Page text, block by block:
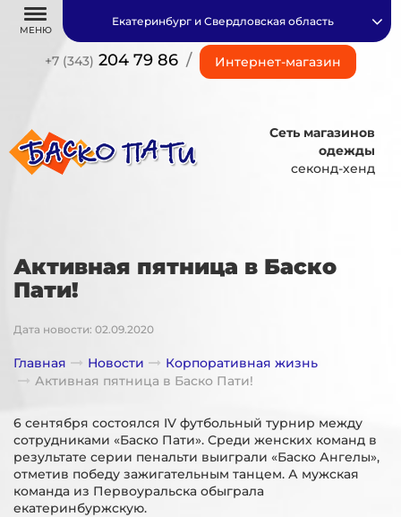
МЕНЮ
+7 (343) 204 79 86 / Интернет-магазин
Екатеринбург и Свердловская область
Сеть магазинов
одежды
секонд-хенд
Активная пятница в Баско
Пати!
Дата новости: 02.09.2020
Главная Новости
Корпоративная жизнь
Активная пятница в Баско Пати!
6 сентября состоялся IV футбольный турнир между
сотрудниками «Баско Пати». Среди женских команд в
результате серии пенальти выиграли «Баско Ангелы»,
отметив победу зажигательным танцем. А мужская
команда из Первоуральска обыграла
екатеринбуржскую.